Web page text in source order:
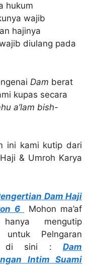
hukum
wajib
hajinya
diulang pada
Dam berat
kupas secara
a’lam bish-
ini kami kutip dari
& Umroh Karya
Dam Haji
6
Mohon ma’af
mengutip
Pelngaran
di sini : Dam
Intim Suami